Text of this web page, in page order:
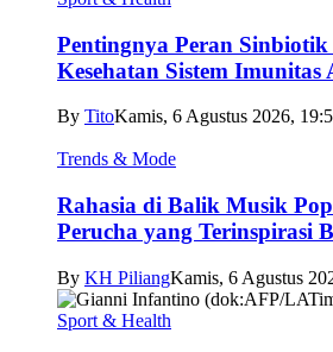
Pentingnya Peran
Kesehatan Sistem Imunitas
By TitoKamis, 6 Agustus 2026,
Trends & Mode
Rahasia di Balik Musik
Perucha yang Terinspirasi
By KH PiliangKamis, 6 Agustus
Sport & Health